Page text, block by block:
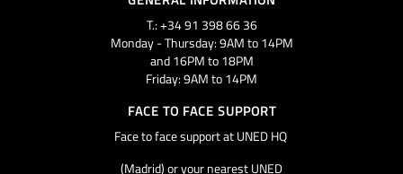
T.: +34 91 398 66 36
Monday - Thursday: 9AM to 14PM
and 16PM to 18PM
Friday: 9AM to 14PM
FACE TO FACE SUPPORT
Face to face support at UNED HQ
(Madrid) or your nearest UNED